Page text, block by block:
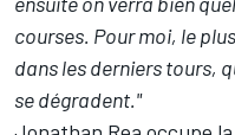
courses. Pour moi, le
dans les derniers tours,
se dégradent."